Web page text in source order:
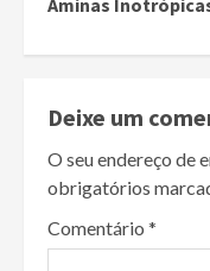
Aminas
Deixe um
O seu endereço de
obrigatórios
Comentário *